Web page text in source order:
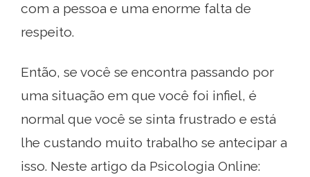
com a pessoa e uma enorme falta de
respeito.
Então, se você se encontra passando por
uma situação em que você foi infiel, é
normal que você se sinta frustrado e está
lhe custando muito trabalho se antecipar a
isso. Neste artigo da Psicologia Online: